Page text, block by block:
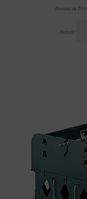
Amazon.de Price:
Details